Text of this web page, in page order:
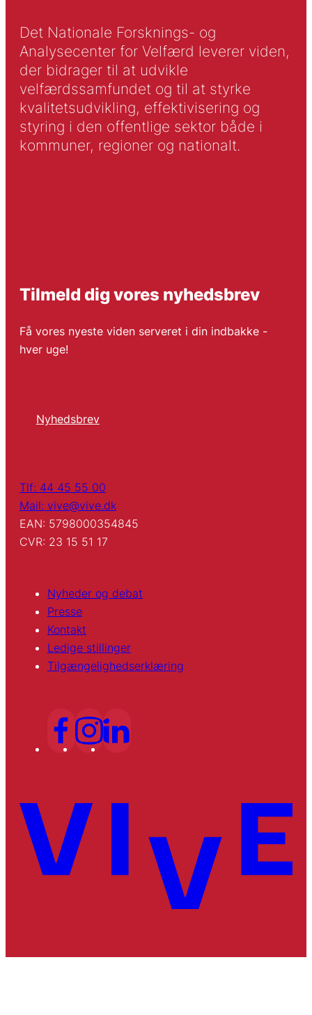
Det Nationale Forsknings- og
Analysecenter for Velfærd leverer viden,
der bidrager til at udvikle
velfærdssamfundet og til at styrke
kvalitetsudvikling, effektivisering og
styring i den offentlige sektor både i
kommuner, regioner og nationalt.
Tilmeld dig vores nyhedsbrev
Få vores nyeste viden serveret i din indbakke -
hver uge!
Nyhedsbrev
Tlf: 44 45 55 00
Mail: vive@vive.dk
EAN: 5798000354845
CVR: 23 15 51 17
Nyheder og debat
Presse
Kontakt
Ledige stillinger
Tilgængelighedserklæring